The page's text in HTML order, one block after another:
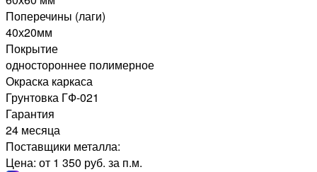
Поперечины (лаги)
40х20мм
Покрытие
одностороннее полимерное
Окраска каркаса
Грунтовка ГФ-021
Гарантия
24 месяца
Поставщики металла:
Цена: от 1 350 руб. за п.м.